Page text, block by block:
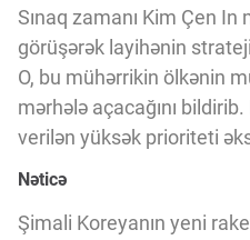
Sınaq zamanı Kim Çen
görüşərək layihənin
O, bu mühərrikin ölkənin
mərhələ açacağını
verilən yüksək prioriteti
Nəticə
Şimali Koreyanın yeni